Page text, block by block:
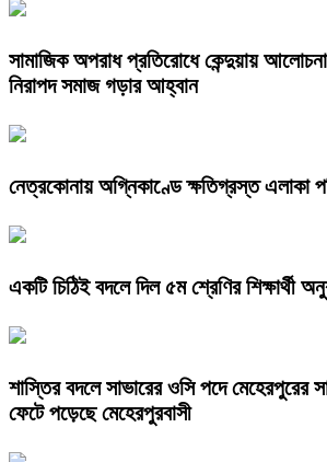
সামাজিক অপরাধ প্রতিরোধে কেন্দুয়ায়
নিরাপদ সমাজ গড়ার আহ্বান
নেত্রকোনায় অগ্নিকাণ্ডে ক্ষতিগ্রস্ত এলাকা
একটি চিঠিই বদলে দিল ৫ম শ্রেণির শিক্ষার্থী
শাস্তির বদলে সাভারের ওসি পদে মেহেরপুরের
ফেটে পড়েছে মেহেরপুরবাসী